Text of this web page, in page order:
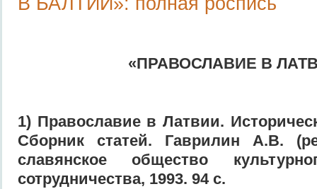
«ПРАВОСЛАВИЕ В
1) Православие в Латвии.
Сборник статей. Гаврилин А.В.
славянское общество
сотрудничества, 1993. 94 с.